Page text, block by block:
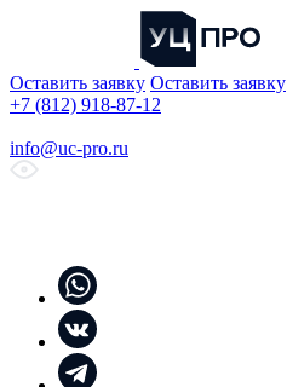
Оставить заявку Оставить заявку
+7 (812) 918-87-12
info@uc-pro.ru